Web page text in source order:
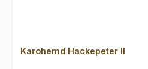
Karohemd Hackepeter II